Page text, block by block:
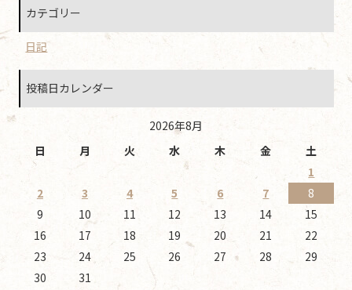
カテゴリー
日記
投稿日カレンダー
2026年8月
日
月 火 水 木 金
土
1
2
3 4 5 6 7
8
9
10 11 12 13 14
15
16
17 18 19 20 21
22
23
24 25 26 27 28
29
30
31